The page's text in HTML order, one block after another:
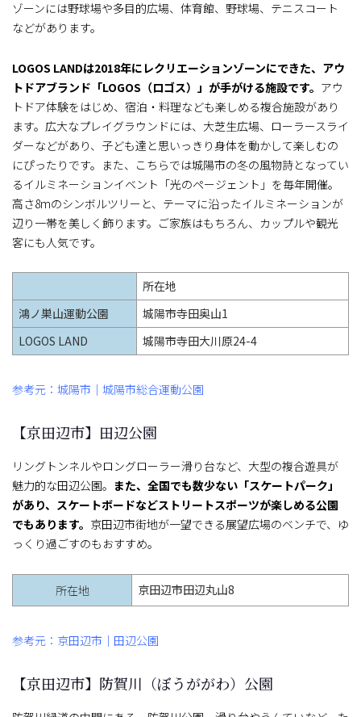
ゾーンには野球場や多目的広場、体育館、野球場、テニスコート
などがあります。
LOGOS LANDは2018年にレクリエーションゾーンにできた、アウ
トドアブランド「LOGOS（ロゴス）」が手がける施設です。 アウ
トドア体験をはじめ、宿泊・料理なども楽しめる複合施設があり
ます。広大なプレイグラウンドには、大芝生広場、ローラースライ
ダーなどがあり、子ども達と思いっきり身体を動かして楽しむの
にぴったりです。また、こちらでは城陽市の冬の風物詩となってい
るイルミネーションイベント「光のページェント」を毎年開催。
高さ8mのシンボルツリーと、テーマに沿ったイルミネーションが
辺り一帯を美しく飾ります。ご家族はもちろん、カップルや観光
客にも人気です。
所在地
鴻ノ巣山運動公園
城陽市寺田奥山1
LOGOS LAND
城陽市寺田大川原24-4
参考元：城陽市｜城陽市総合運動公園
【京田辺市】田辺公園
リングトンネルやロングローラー滑り台など、大型の複合遊具が
魅力的な田辺公園。 また、全国でも数少ない「スケートパーク」
があり、スケートボードなどストリートスポーツが楽しめる公園
でもあります。 京田辺市街地が一望できる展望広場のベンチで、ゆ
っくり過ごすのもおすすめ。
所在地 京田辺市田辺丸山8
参考元：京田辺市｜田辺公園
【京田辺市】防賀川（ぼうががわ）公園